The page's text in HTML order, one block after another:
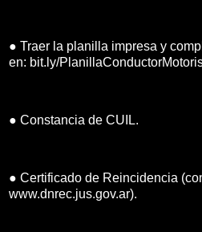
● Traer la planilla impresa y
en: bit.ly/
● Constancia de CUIL.
● Certificado de Reincidencia
www.dnrec.jus.gov.ar).